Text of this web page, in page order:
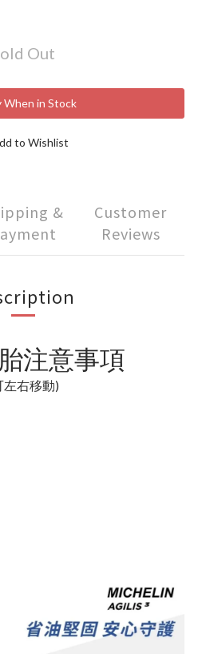
Out
When in Stock
to Wishlist
&
Customer
Reviews
注意事項
左右移動)